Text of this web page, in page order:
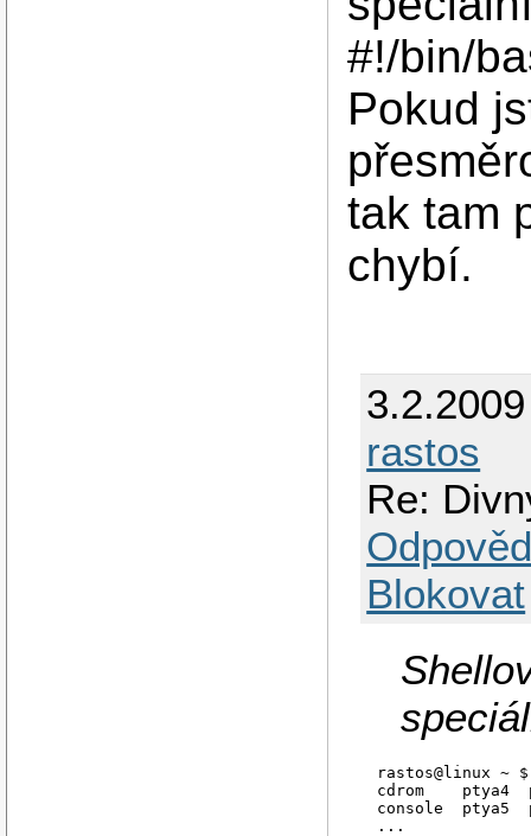
#!/bin/
Pokud
tak tam
chybí.
rastos
Re:
Blokovat
rastos@linux ~
cdrom
console
...